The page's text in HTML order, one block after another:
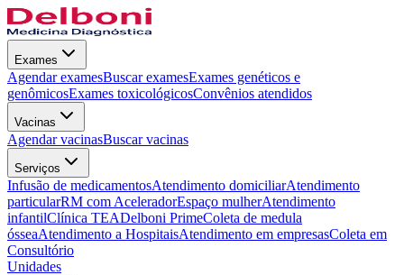
Exames
Agendar examesBuscar examesExames genéticos e
genômicosExames toxicológicosConvênios atendidos
Vacinas
Agendar vacinasBuscar vacinas
Serviços
Infusão de medicamentosAtendimento domiciliarAtendimento
particularRM com AceleradorEspaço mulherAtendimento
infantilClínica TEADelboni PrimeColeta de medula
ósseaAtendimento a HospitaisAtendimento em empresasColeta em
Consultório
Unidades